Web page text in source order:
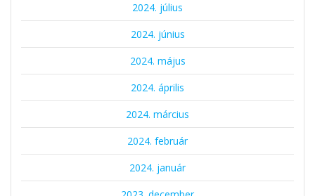
2024. július
2024. június
2024. május
2024. április
2024. március
2024. február
2024. január